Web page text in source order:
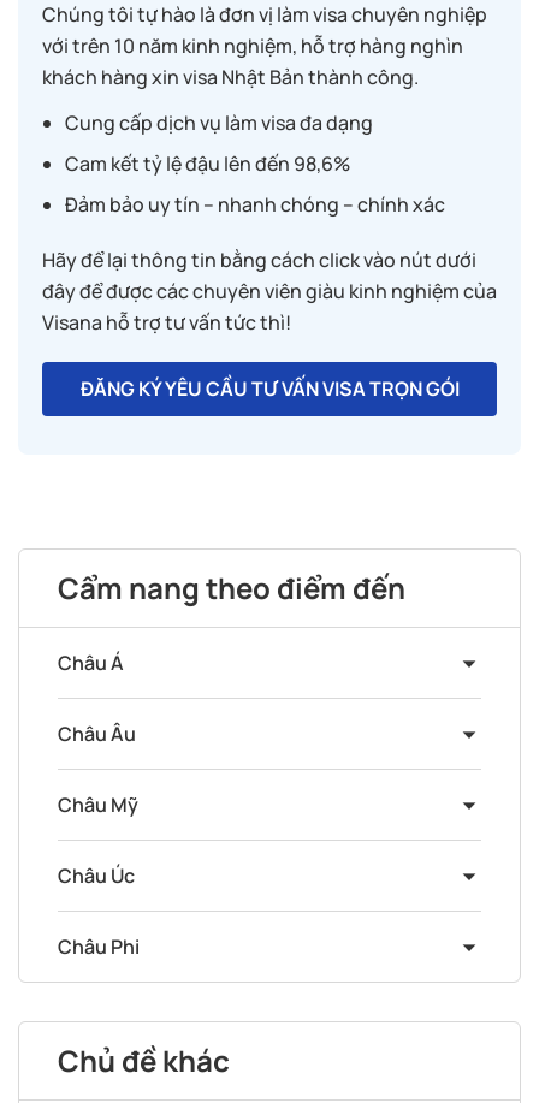
Chúng tôi tự hào là đơn vị làm visa chuyên nghiệp
với trên 10 năm kinh nghiệm, hỗ trợ hàng nghìn
khách hàng xin visa Nhật Bản thành công.
Cung cấp dịch vụ làm visa đa dạng
Cam kết tỷ lệ đậu lên đến 98,6%
Đảm bảo uy tín – nhanh chóng – chính xác
Hãy để lại thông tin bằng cách click vào nút dưới
đây để được các chuyên viên giàu kinh nghiệm của
Visana hỗ trợ tư vấn tức thì!
ĐĂNG KÝ YÊU CẦU TƯ VẤN VISA TRỌN GÓI
Cẩm nang theo điểm đến
Châu Á
Châu Âu
Châu Mỹ
Châu Úc
Châu Phi
Chủ đề khác